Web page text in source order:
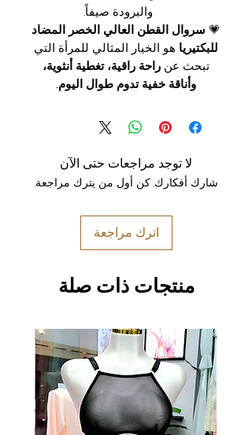
والبرودة صيفاً.
💗 سروال القطن العالي الخصر المضاد
للبكتيريا هو الخيار المثالي للمرأة التي
تبحث عن راحة راقية، تغطية أنثوية،
وأناقة خفية تدوم طوال اليوم.
لا توجد مراجعات حتى الآن
شارك أفكارك. كن أول من يترك مراجعة.
اترك مراجعة
منتجات ذات صلة